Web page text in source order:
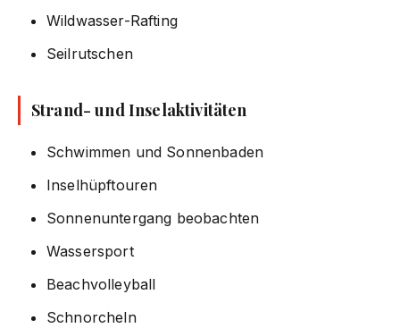
Wildwasser-Rafting
Seilrutschen
Strand- und Inselaktivitäten
Schwimmen und Sonnenbaden
Inselhüpftouren
Sonnenuntergang beobachten
Wassersport
Beachvolleyball
Schnorcheln